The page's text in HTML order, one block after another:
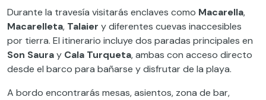
Durante la travesía visitarás enclaves como Macarella,
Macarelleta, Talaier y diferentes cuevas inaccesibles
por tierra. El itinerario incluye dos paradas principales en
Son Sauray Cala Turqueta, ambas con acceso directo
desde el barco para bañarse y disfrutar de la playa.
A bordo encontrarás mesas, asientos, zona de bar,